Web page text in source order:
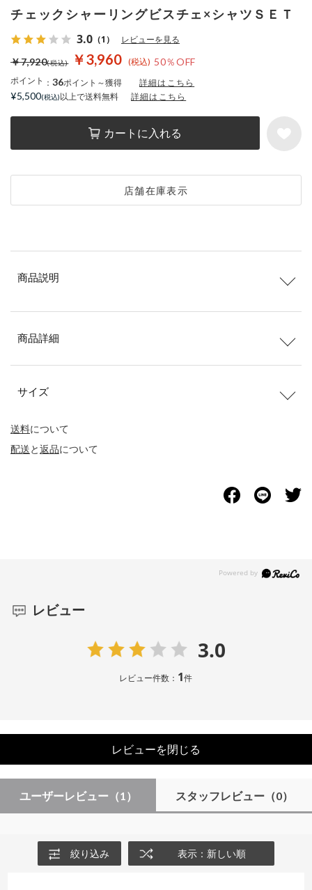
チェックシャーリングビスチェ×シャツＳＥＴ
3.0 （1） レビューを見る
￥3,960 50％OFF
￥7,920
ポイント ： 36ポイント～獲得 詳細はこちら
カートに入れる
店舗在庫表示
¥5,500 以上で送料無料 詳細はこちら
送料について
配送と返品について
商品説明
商品詳細
サイズ
レビュー
3.0
レビュー件数： 1件
レビューを閉じる
ユーザーレビュー （1） スタッフレビュー（0）
絞り込み 表示：新しい順